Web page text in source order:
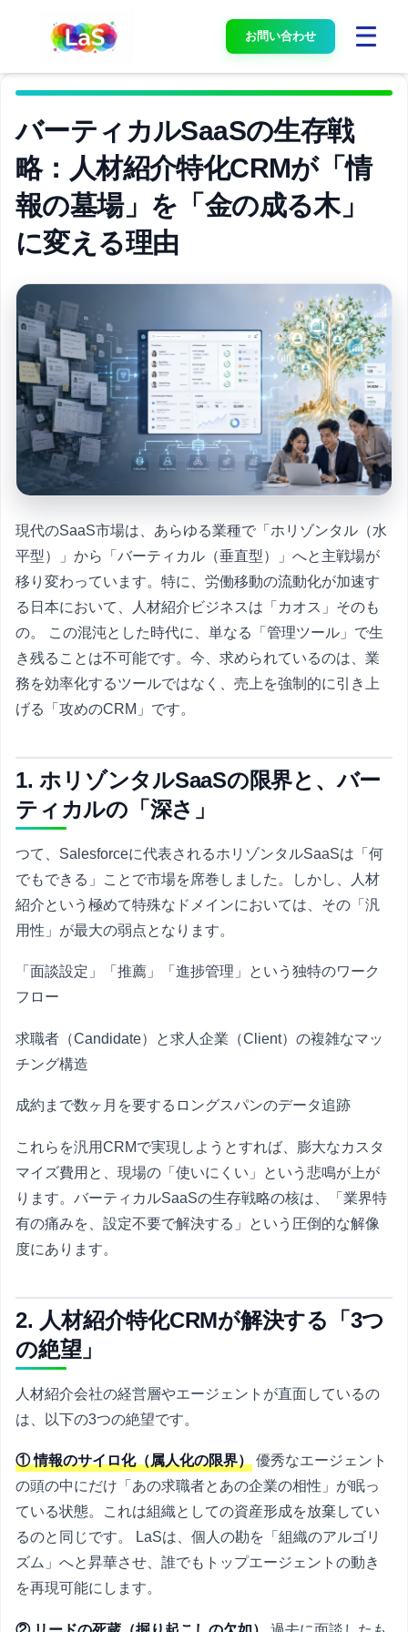
お問い合わせ
バーティカルSaaSの生存戦
略：人材紹介特化CRMが「情
報の墓場」を「金の成る木」
に変える理由
現代のSaaS市場は、あらゆる業種で「ホリゾンタル（水
平型）」から「バーティカル（垂直型）」へと主戦場が
移り変わっています。特に、労働移動の流動化が加速す
る日本において、人材紹介ビジネスは「カオス」そのも
の。 この混沌とした時代に、単なる「管理ツール」で生
き残ることは不可能です。今、求められているのは、業
務を効率化するツールではなく、売上を強制的に引き上
げる「攻めのCRM」です。
1. ホリゾンタルSaaSの限界と、バー
ティカルの「深さ」
つて、Salesforceに代表されるホリゾンタルSaaSは「何
でもできる」ことで市場を席巻しました。しかし、人材
紹介という極めて特殊なドメインにおいては、その「汎
用性」が最大の弱点となります。
「面談設定」「推薦」「進捗管理」という独特のワーク
フロー
求職者（Candidate）と求人企業（Client）の複雑なマッ
チング構造
成約まで数ヶ月を要するロングスパンのデータ追跡
これらを汎用CRMで実現しようとすれば、膨大なカスタ
マイズ費用と、現場の「使いにくい」という悲鳴が上が
ります。バーティカルSaaSの生存戦略の核は、「業界特
有の痛みを、設定不要で解決する」という圧倒的な解像
度にあります。
2. 人材紹介特化CRMが解決する「3つ
の絶望」
人材紹介会社の経営層やエージェントが直面しているの
は、以下の3つの絶望です。
① 情報のサイロ化（属人化の限界）
優秀なエージェント
の頭の中にだけ「あの求職者とあの企業の相性」が眠っ
ている状態。これは組織としての資産形成を放棄してい
るのと同じです。 LaSは、個人の勘を「組織のアルゴリ
ズム」へと昇華させ、誰でもトップエージェントの動き
を再現可能にします。